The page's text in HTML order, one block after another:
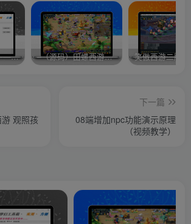
梦幻工具箱————-免费 –（源码）田螺西游9.0 假人摆摊18门派飞升渡劫化圣助战最新BB谛听…. 笑傲西游二版-
游 观照孩
下一篇
08端增加npc功能演示原理
（视频教学）